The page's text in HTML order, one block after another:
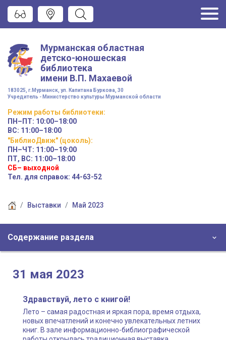
Мурманская областная
детско-юношеская
библиотека
имени В.П. Махаевой
183025, г.Мурманск, ул. Капитана Буркова, 30
Учредитель - Министерство культуры Мурманской области
Режим работы библиотеки:
ПН–ПТ: 10:00–18:00
ВС: 11:00–18:00
"БиблиоДвиж" (цоколь):
ПН–ЧТ: 11:00–19:00
ПТ, ВС: 11:00–18:00
СБ– выходной
Тел. для справок: 44-63-52
Выставки Май 2023
Содержание раздела
31 мая 2023
Здравствуй, лето с книгой!
Лето – самая радостная и яркая пора, время отдыха,
новых впечатлений и конечно увлекательных летних
книг. В зале информационно-библиографической